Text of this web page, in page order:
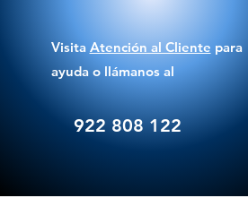
Visita Atención al Cliente para
ayuda o llámanos al
922 808 122